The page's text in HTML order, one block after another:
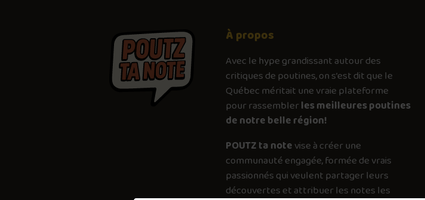
À propos
Avec lehypegrandissant autour des
critiques de poutines, on s’est dit que le
Québec méritait une vraie plateforme
pour rassemblerles meilleures poutines
de notre belle région!
POUTZ ta notevise à créer une
communauté engagée, formée de vrais
passionnés qui veulent partager leurs
découvertes et attribuer les notes les